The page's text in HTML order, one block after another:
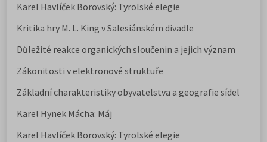
Karel Havlíček Borovský: Tyrolské elegie
Kritika hry M. L. King v Salesiánském divadle
Důležité reakce organických sloučenin a jejich význam
Zákonitosti v elektronové struktuře
Základní charakteristiky obyvatelstva a geografie sídel
Karel Hynek Mácha: Máj
Karel Havlíček Borovský: Tyrolské elegie